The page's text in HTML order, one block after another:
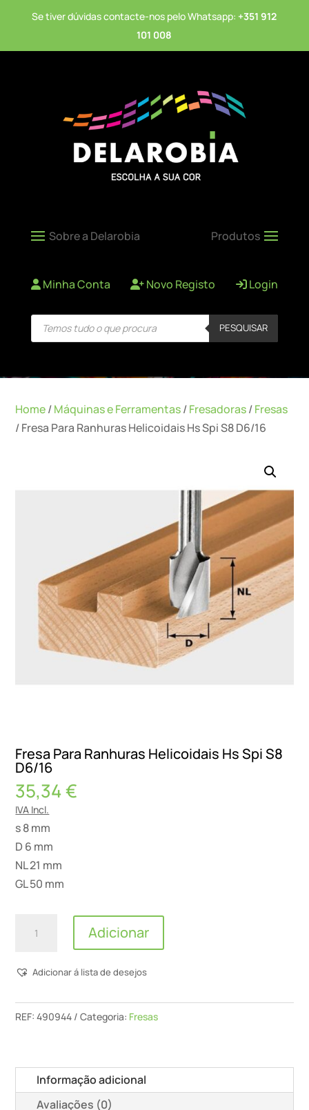
Se tiver dúvidas contacte-nos pelo Whatsapp: +351 912
101 008
Minha Conta Novo Registo Login
Products
search PESQUISAR
Home/Máquinas e Ferramentas/Fresadoras/Fresas
/ Fresa Para Ranhuras Helicoidais Hs Spi S8 D6/16
Fresa Para Ranhuras Helicoidais Hs Spi S8
D6/16
35,34€
IVA Incl.
s 8 mm
D 6 mm
NL 21 mm
GL 50 mm
Quantidade
Para
Helicoidais
S8
D6/16
Adicionar
Adicionar á lista de desejos
REF:490944 Categoria: Fresas
Informação adicional
Avaliações (0)